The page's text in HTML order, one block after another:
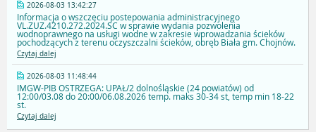
2026-08-03 13:42:27
Informacja o wszczęciu postepowania administracyjnego
VL.ZUZ.4210.272.2024.SC w sprawie wydania pozwolenia
wodnoprawnego na usługi wodne w zakresie wprowadzania ścieków
pochodzących z terenu oczyszczalni ścieków, obręb Biała gm. Chojnów.
Czytaj dalej
2026-08-03 11:48:44
IMGW-PIB OSTRZEGA: UPAŁ/2 dolnośląskie (24 powiatów) od
12:00/03.08 do 20:00/06.08.2026 temp. maks 30-34 st, temp min 18-22
st.
Czytaj dalej